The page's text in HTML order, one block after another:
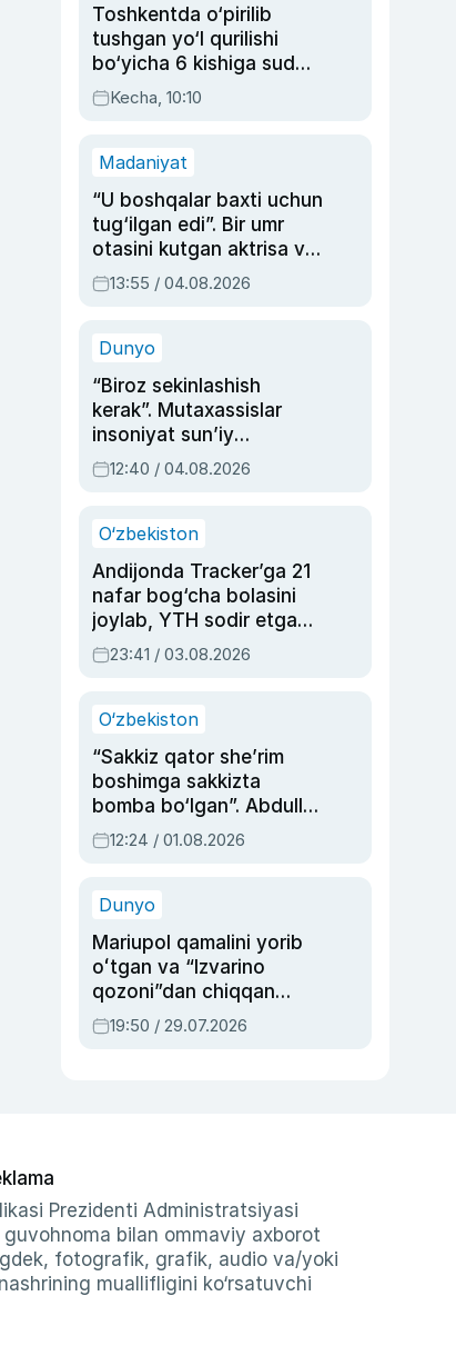
Toshkentda o‘pirilib
tushgan yo‘l qurilishi
bo‘yicha 6 kishiga sud
hukmi o‘qildi
Kecha, 10:10
Madaniyat
“U boshqalar baxti uchun
tug‘ilgan edi”. Bir umr
otasini kutgan aktrisa va
dublyaj ustasi Rimma
Ahmedovaning
13:55 / 04.08.2026
Dunyo
“Biroz sekinlashish
kerak”. Mutaxassislar
insoniyat sun’iy
intellektni boshqara
olmay qolishidan xavotir
12:40 / 04.08.2026
O‘zbekiston
Andijonda Tracker’ga 21
nafar bog‘cha bolasini
joylab, YTH sodir etgan
ayolga sud hukmi o‘qildi
23:41 / 03.08.2026
O‘zbekiston
“Sakkiz qator she’rim
boshimga sakkizta
bomba bo‘lgan”. Abdulla
Oripovni siyosiy
ayblovlardan asrab
12:24 / 01.08.2026
Dunyo
Mariupol qamalini yorib
oʻtgan va “Izvarino
qozoni”dan chiqqan
qahramon — Ukraina
armiyasi bosh
19:50 / 29.07.2026
Prezidenti Administratsiyasi
bilan ommaviy axborot
fotografik, grafik, audio va/yoki
muallifligini ko‘rsatuvchi